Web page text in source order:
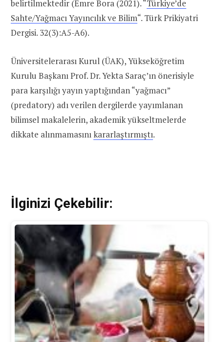
belirtilmektedir (Emre Bora (2021). “Türkiye’de
Sahte/Yağmacı Yayıncılık ve Bilim“. Türk Prikiyatri
Dergisi. 32(3):A5-A6).
Üniversitelerarası Kurul (ÜAK), Yükseköğretim
Kurulu Başkanı Prof. Dr. Yekta Saraç’ın önerisiyle
para karşılığı yayın yaptığından “yağmacı”
(predatory) adı verilen dergilerde yayımlanan
bilimsel makalelerin, akademik yükseltmelerde
dikkate alınmamasınıkararlaştırmıştı.
İlginizi Çekebilir: